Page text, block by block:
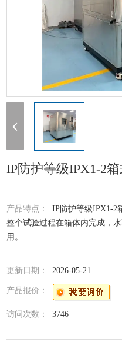
IP防护等级IPX1-2
产品特点：IP防护等级IPX1-2
整个试验过程在箱体内完成，
用。
更新日期：2026-05-21
产品报价：
访问次数：3746